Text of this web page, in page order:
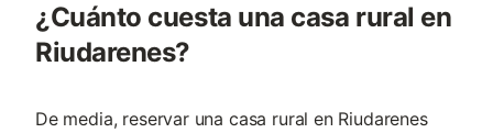
¿Cuánto cuesta una casa rural en
Riudarenes?
De media, reservar una casa rural en Riudarenes